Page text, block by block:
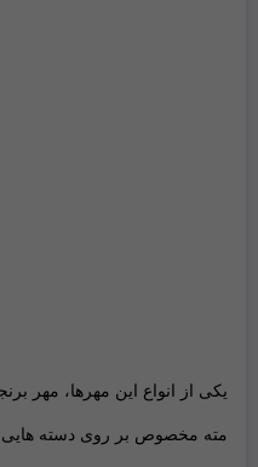
یکی از انواع این مهر‌ها، مهر
مته مخصوص بر روی دسته